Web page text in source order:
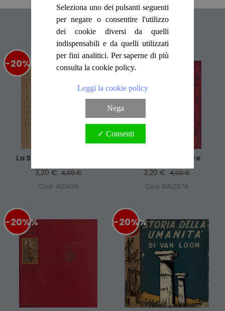
Articoli suggeriti
-20%%
La Storia Dell'umanità
3,20 € 4,00 €
Cod. AL0429
-20%
L'uomo Inventore
3,20 € 4,00 €
Cod. BAL2678
-20%% -20%%
Seleziona uno dei pulsanti seguenti
per negare o consentire l'utilizzo
dei cookie diversi da quelli
indispensabili e da quelli utilizzati
per fini analitici. Per saperne di più
consulta la cookie policy.
Leggi la cookie policy
Nega
✓ Consenti